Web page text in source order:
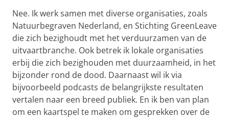
Nee. Ik werk samen met diverse organisaties, zoals
Natuurbegraven Nederland, en Stichting GreenLeave
die zich bezighoudt met het verduurzamen van de
uitvaartbranche. Ook betrek ik lokale organisaties
erbij die zich bezighouden met duurzaamheid, in het
bijzonder rond de dood. Daarnaast wil ik via
bijvoorbeeld podcasts de belangrijkste resultaten
vertalen naar een breed publiek. En ik ben van plan
om een kaartspel te maken om gesprekken over de